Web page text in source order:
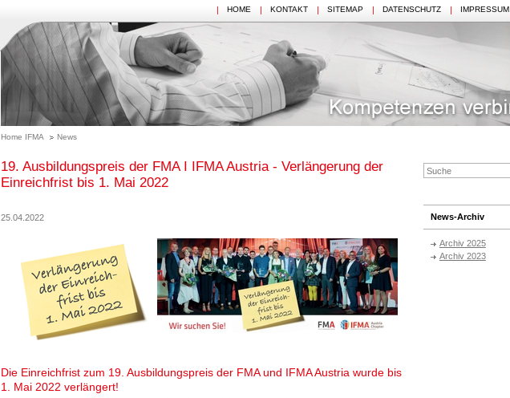
HOME KONTAKT SITEMAP DATENSCHUTZ IMPRESSUM
Home IFMA News
News-Archiv
Archiv 2025
Archiv 2023
19. Ausbildungspreis der FMA I IFMA Austria - Verlängerung der
Einreichfrist bis 1. Mai 2022
25.04.2022
Die Einreichfrist zum 19. Ausbildungspreis der FMA und IFMA Austria wurde bis
1. Mai 2022 verlängert!